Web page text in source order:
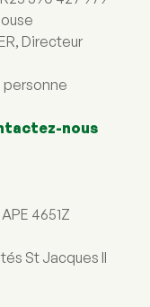
Directeur
personne
nous
4651Z
St Jacques II